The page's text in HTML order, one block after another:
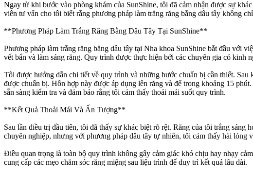
Ngay từ khi bước vào phòng khám của SunShine, tôi đã cảm nhận được sự
viên tư vấn cho tôi biết rằng phương pháp làm trắng răng bằng dâu tây không
**Phương Pháp Làm Trắng Răng Bằng Dâu Tây Tại SunShine**
Phương pháp làm trắng răng bằng dâu tây tại Nha khoa SunShine bắt đầu với
vết bẩn và làm sáng răng. Quy trình được thực hiện bởi các chuyên gia có kinh
Tôi được hướng dẫn chi tiết về quy trình và những bước chuẩn bị cần thiết. Sau
được chuẩn bị. Hỗn hợp này được áp dụng lên răng và để trong khoảng 15
sẵn sàng kiểm tra và đảm bảo rằng tôi cảm thấy thoải mái suốt quy trình.
**Kết Quả Thoải Mái Và Ấn Tượng**
Sau lần điều trị đầu tiên, tôi đã thấy sự khác biệt rõ rệt. Răng của tôi trắng
chuyên nghiệp, nhưng với phương pháp dâu tây tự nhiên, tôi cảm thấy hài lòng
Điều quan trọng là toàn bộ quy trình không gây cảm giác khó chịu hay nhạy
cung cấp các mẹo chăm sóc răng miệng sau liệu trình để duy trì kết quả lâu dài.